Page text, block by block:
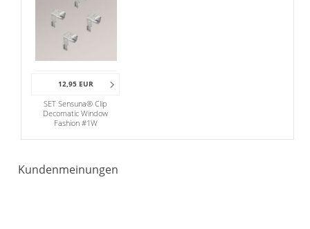
12,95 EUR
SET Sensuna® Clip
Decomatic Window
Fashion #1W
Kundenmeinungen